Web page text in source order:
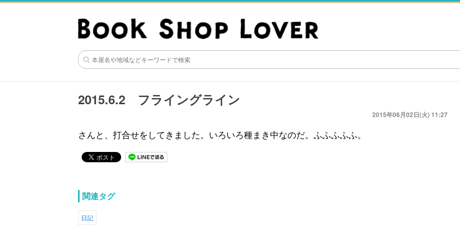
2015.6.2 フライングライン
2015年06月02日(火) 11:27
さんと、打合せをしてきました。いろいろ種まき中なのだ。ふふふふふ。
関連タグ
日記